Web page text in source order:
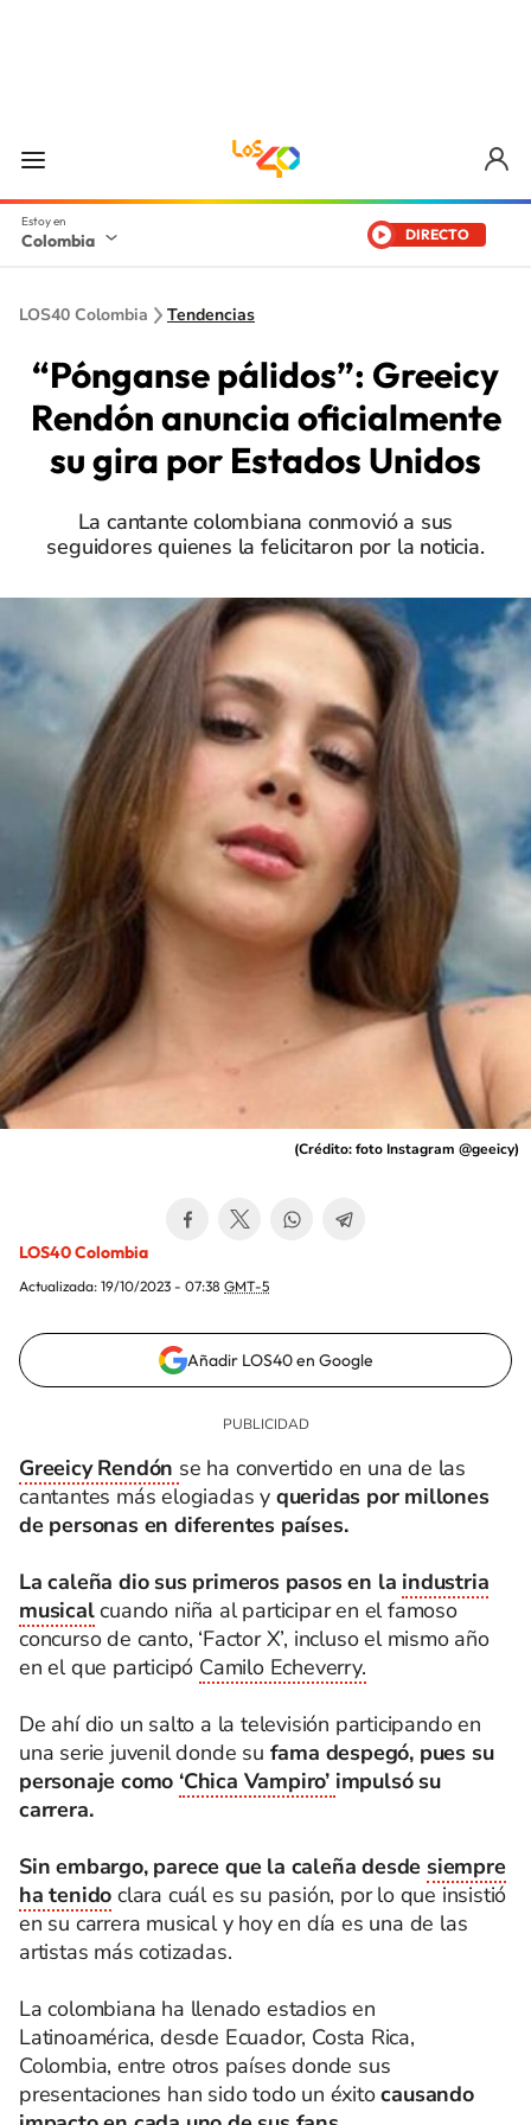
Colombia DIRECTO
LOS40 Colombia Tendencias
“Pónganse pálidos”: Greeicy
Rendón anuncia oficialmente
su gira por Estados Unidos
La cantante colombiana conmovió a sus
seguidores quienes la felicitaron por la noticia.
(Crédito: foto Instagram @geeicy)
LOS40 Colombia
Actualizada: 19/10/2023 - 07:38 GMT-5
Añadir LOS40 en Google
Greeicy Rendón se ha convertido en una de las
cantantes más elogiadas y queridas por millones
de personas en diferentes países.
La caleña dio sus primeros pasos en la industria
musicalcuando niña al participar en el famoso
concurso de canto, ‘Factor X’, incluso el mismo año
en el que participó Camilo Echeverry.
De ahí dio un salto a la televisión participando en
una serie juvenil donde su fama despegó, pues su
personaje como ‘Chica Vampiro’ impulsó su
carrera.
Sin embargo, parece que la caleña desde siempre
ha tenido clara cuál es su pasión, por lo que insistió
en su carrera musical y hoy en día es una de las
artistas más cotizadas.
La colombiana ha llenado estadios en
Latinoamérica, desde Ecuador, Costa Rica,
Colombia, entre otros países donde sus
presentaciones han sido todo un éxitocausando